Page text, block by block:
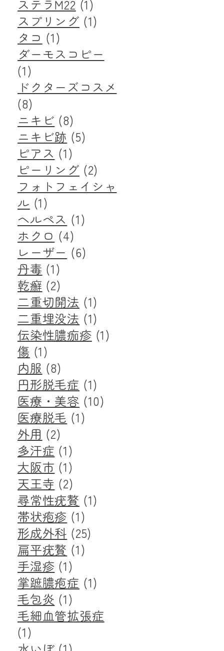
ステラM22 (1)
スプリング (1)
タコ (1)
ダーモスコピー
(1)
ドクターズコスメ
(8)
ニキビ (8)
ニキビ跡 (5)
ピアス (1)
ピーリング (2)
フォトフェイシャ
ル (1)
ヘルペス (1)
ホクロ (4)
レーザー (6)
丹毒 (1)
乾癬 (2)
二重切開法 (1)
二重埋没法 (1)
伝染性膿痂疹 (1)
傷 (1)
内服 (8)
円形脱毛症 (1)
医療・美容 (10)
医療脱毛 (1)
外用 (2)
多汗症 (1)
大阪市 (1)
天王寺 (2)
尋常性疣贅 (1)
帯状疱疹 (1)
形成外科 (25)
扁平疣贅 (1)
手湿疹 (1)
掌蹠膿疱症 (1)
毛包炎 (1)
毛細血管拡張症
(1)